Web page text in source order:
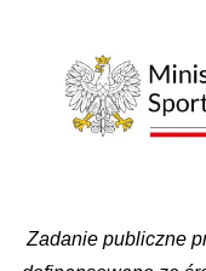
Zadanie publiczne